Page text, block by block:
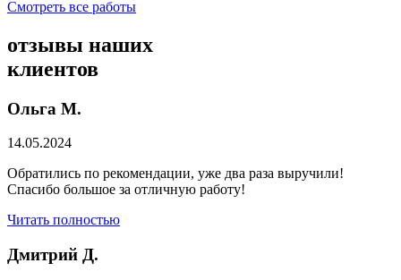
Смотреть все работы
отзывы наших
клиентов
Ольга М.
14.05.2024
Обратились по рекомендации, уже два раза выручили!
Спасибо большое за отличную работу!
Читать полностью
Дмитрий Д.